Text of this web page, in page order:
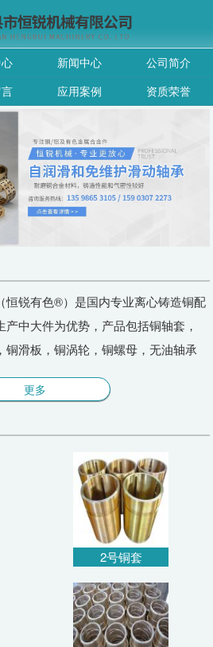
新闻中心
公司简介
应用案例 资质荣誉
恒锐有色®）是国内专业离心铸造铜配
中大件为优势，产品包括铜轴套，
滑板，铜涡轮，铜螺母，无油轴承
更多
2号铜套